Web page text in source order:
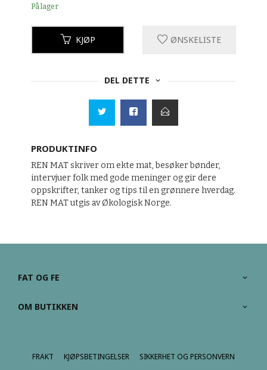
På lager
KJØP ØNSKELISTE
DEL DETTE
PRODUKTINFO
REN MAT skriver om ekte mat, besøker bønder,
intervjuer folk med gode meninger og gir dere
oppskrifter, tanker og tips til en grønnere hverdag.
REN MAT utgis av Økologisk Norge.
FAT OG FE
OM BUTIKKEN
FRAKT KJØPSBETINGELSER SIKKERHET OG PERSONVERN